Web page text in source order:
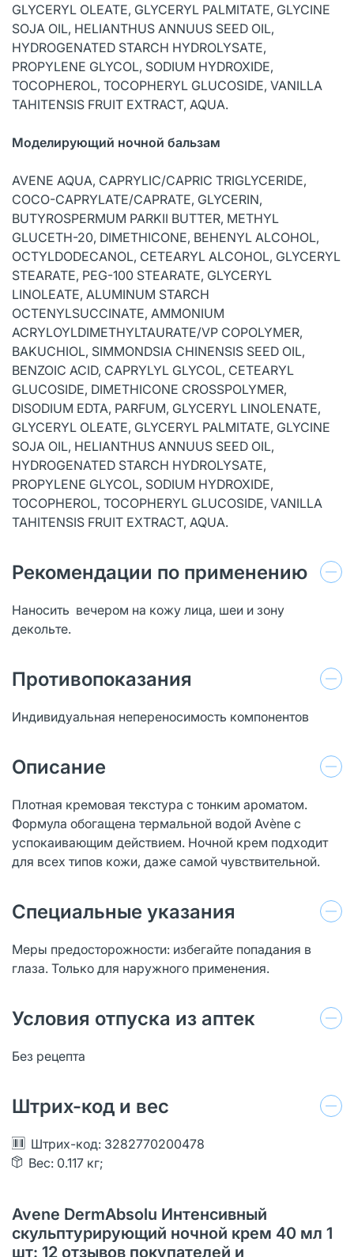
GLYCERYL OLEATE, GLYCERYL PALMITATE, GLYCINE
SOJA OIL, HELIANTHUS ANNUUS SEED OIL,
HYDROGENATED STARCH HYDROLYSATE,
PROPYLENE GLYCOL, SODIUM HYDROXIDE,
TOCOPHEROL, TOCOPHERYL GLUCOSIDE, VANILLA
TAHITENSIS FRUIT EXTRACT, AQUA.
Моделирующий ночной бальзам
AVENE AQUA, CAPRYLIC/CAPRIC TRIGLYCERIDE,
COCO-CAPRYLATE/CAPRATE, GLYCERIN,
BUTYROSPERMUM PARKII BUTTER, METHYL
GLUCETH-20, DIMETHICONE, BEHENYL ALCOHOL,
OCTYLDODECANOL, CETEARYL ALCOHOL, GLYCERYL
STEARATE, PEG-100 STEARATE, GLYCERYL
LINOLEATE, ALUMINUM STARCH
OCTENYLSUCCINATE, AMMONIUM
ACRYLOYLDIMETHYLTAURATE/VP COPOLYMER,
BAKUCHIOL, SIMMONDSIA CHINENSIS SEED OIL,
BENZOIC ACID, CAPRYLYL GLYCOL, CETEARYL
GLUCOSIDE, DIMETHICONE CROSSPOLYMER,
DISODIUM EDTA, PARFUM, GLYCERYL LINOLENATE,
GLYCERYL OLEATE, GLYCERYL PALMITATE, GLYCINE
SOJA OIL, HELIANTHUS ANNUUS SEED OIL,
HYDROGENATED STARCH HYDROLYSATE,
PROPYLENE GLYCOL, SODIUM HYDROXIDE,
TOCOPHEROL, TOCOPHERYL GLUCOSIDE, VANILLA
TAHITENSIS FRUIT EXTRACT, AQUA.
Рекомендации по применению
Наносить вечером на кожу лица, шеи и зону
декольте.
Противопоказания
Индивидуальная непереносимость компонентов
Описание
Плотная кремовая текстура с тонким ароматом.
Формула обогащена термальной водой Avène с
успокаивающим действием. Ночной крем подходит
для всех типов кожи, даже самой чувствительной.
Специальные указания
Меры предосторожности: избегайте попадания в
глаза. Только для наружного применения.
Условия отпуска из аптек
Без рецепта
Штрих-код и вес
Штрих-код: 3282770200478
Вес: 0.117 кг;
Avene DermAbsolu Интенсивный
скульптурирующий ночной крем 40 мл 1
шт: 12 отзывов покупателей и